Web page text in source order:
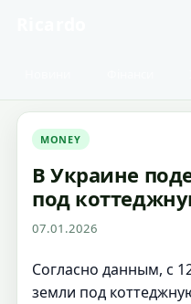
MONEY
В Украине
под
07.01.2026
Согласно данным, с
земли под